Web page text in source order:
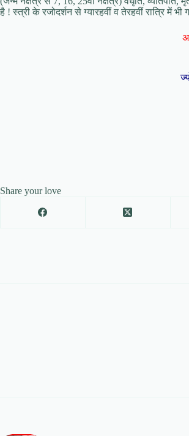
है ! स्त्री के रजोदर्शन से ग्यारहवीं व तेरहवीं रात्रि में
Share your love